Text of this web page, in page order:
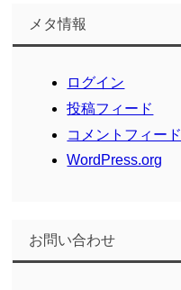
メタ情報
ログイン
投稿フィード
コメントフィード
WordPress.org
お問い合わせ